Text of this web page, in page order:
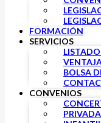
FORMACIÓN
SERVICIOS
LISTADO
BOLSA
CONVENIOS
PRIVADA
Las